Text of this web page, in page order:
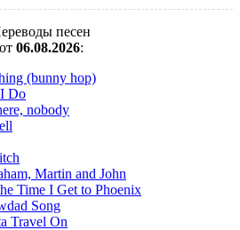
песен
от 06.08.2026:
(bunny hop)
Do
nobody
Martin and John
Time I Get to Phoenix
Song
Travel On